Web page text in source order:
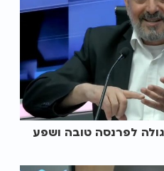
לפרנסה טובה ושפע